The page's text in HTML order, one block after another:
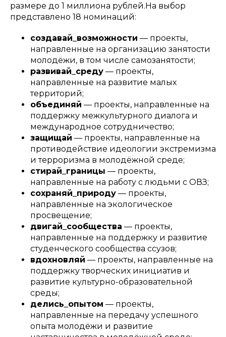
размере до 1 миллиона рублей.На выбор
представлено 18 номинаций:
создавай_возможности — проекты,
направленные на организацию занятости
молодёжи, в том числе самозанятости;
развивай_среду — проекты,
направленные на развитие малых
территорий;
объединяй — проекты, направленные на
поддержку межкультурного диалога и
международное сотрудничество;
защищай — проекты, направленные на
противодействие идеологии экстремизма
и терроризма в молодёжной среде;
стирай_границы — проекты,
направленные на работу с людьми с ОВЗ;
сохраняй_природу — проекты,
направленные на экологическое
просвещение;
двигай_сообщества — проекты,
направленные на поддержку и развитие
студенческого сообщества ссузов;
вдохновляй — проекты, направленные на
поддержку творческих инициатив и
развитие культурно-образовательной
среды;
делись_опытом — проекты,
направленные на передачу успешного
опыта молодёжи и развитие